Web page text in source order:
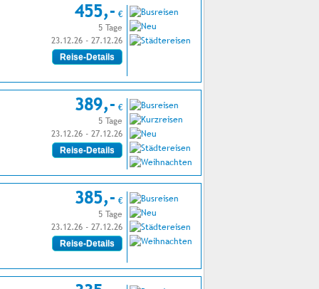
455,- €
5 Tage
23.12.26 - 27.12.26
Reise-Details
389,- €
5 Tage
23.12.26 - 27.12.26
Reise-Details
385,- €
5 Tage
23.12.26 - 27.12.26
Reise-Details